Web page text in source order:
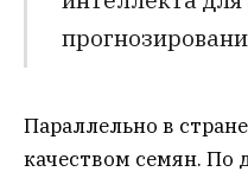
Параллельно в
качеством семян. По